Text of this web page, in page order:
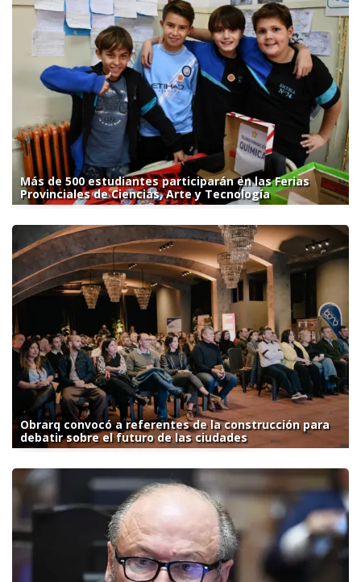
Más de 500 estudiantes participarán en las Ferias
Provinciales de Ciencias, Arte y Tecnología
Obrarq convocó a referentes de la construcción para
debatir sobre el futuro de las ciudades